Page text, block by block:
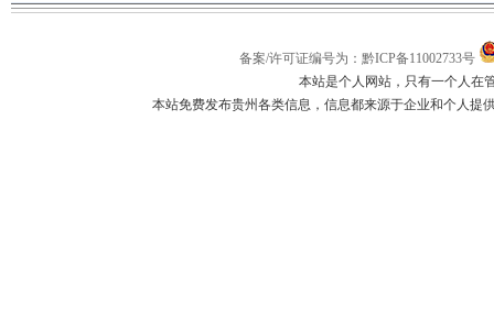
备案/许可证编号为：黔ICP备11002733号
本站是个人网站，只有一个人在
本站免费发布贵州各类信息，信息都来源于企业和个人提